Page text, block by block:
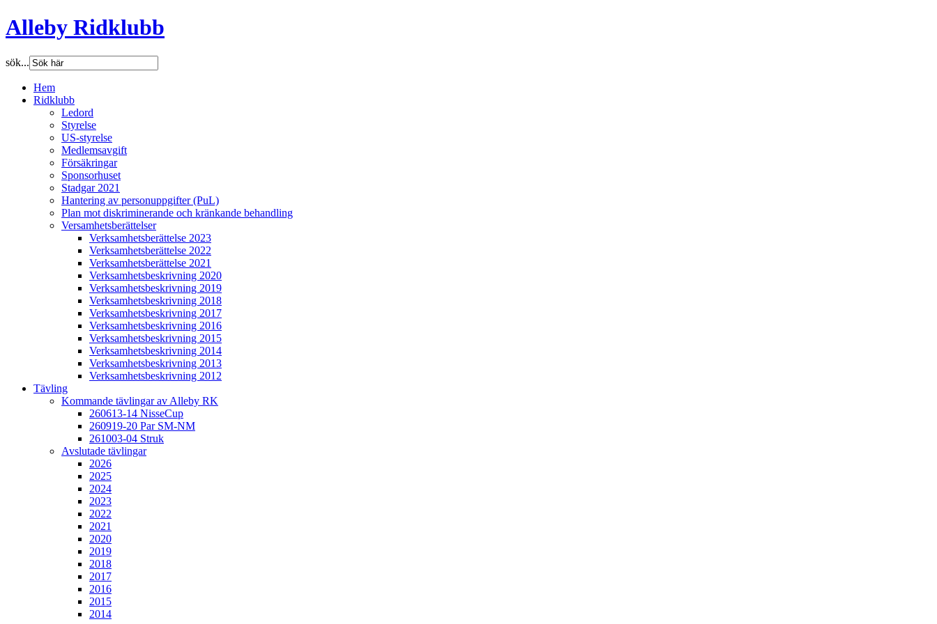
Alleby Ridklubb
sök...
Hem
Ridklubb
Ledord
Styrelse
US-styrelse
Medlemsavgift
Försäkringar
Sponsorhuset
Stadgar 2021
Hantering av personuppgifter (PuL)
Plan mot diskriminerande och kränkande behandling
Versamhetsberättelser
Verksamhetsberättelse 2023
Verksamhetsberättelse 2022
Verksamhetsberättelse 2021
Verksamhetsbeskrivning 2020
Verksamhetsbeskrivning 2019
Verksamhetsbeskrivning 2018
Verksamhetsbeskrivning 2017
Verksamhetsbeskrivning 2016
Verksamhetsbeskrivning 2015
Verksamhetsbeskrivning 2014
Verksamhetsbeskrivning 2013
Verksamhetsbeskrivning 2012
Tävling
Kommande tävlingar av Alleby RK
260613-14 NisseCup
260919-20 Par SM-NM
261003-04 Struk
Avslutade tävlingar
2026
2025
2024
2023
2022
2021
2020
2019
2018
2017
2016
2015
2014